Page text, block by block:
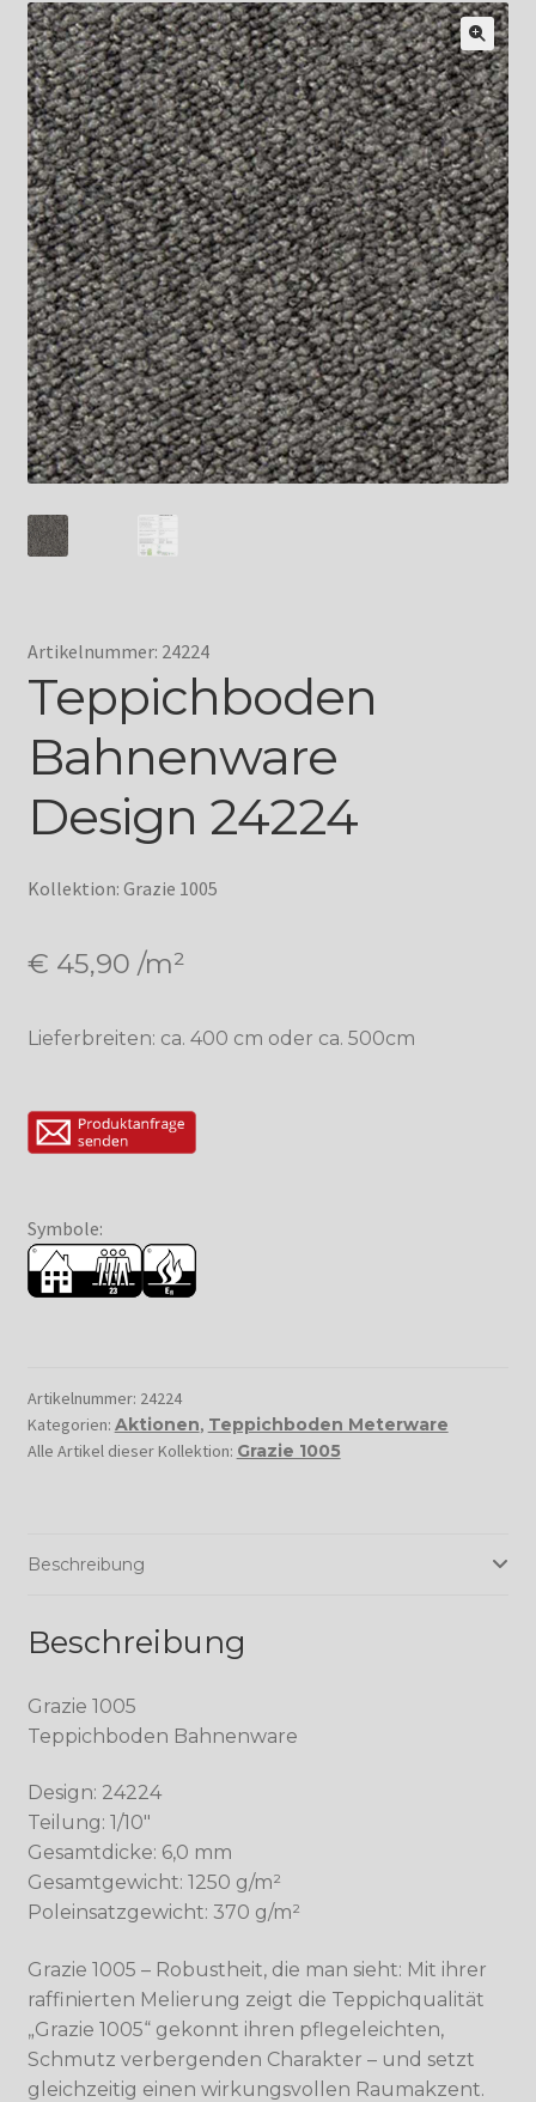
Artikelnummer: 24224
Teppichboden
Bahnenware
Design 24224
Kollektion: Grazie 1005
€ 45,90 /m²
Lieferbreiten: ca. 400 cm oder ca. 500cm
Symbole:
Artikelnummer: 24224
Kategorien: Aktionen, Teppichboden Meterware
Alle Artikel dieser Kollektion: Grazie 1005
Beschreibung
Beschreibung
Grazie 1005
Teppichboden Bahnenware
Design: 24224
Teilung: 1/10″
Gesamtdicke: 6,0 mm
Gesamtgewicht: 1250 g/m²
Poleinsatzgewicht: 370 g/m²
Grazie 1005 – Robustheit, die man sieht: Mit ihrer
raffinierten Melierung zeigt die Teppichqualität
„Grazie 1005“ gekonnt ihren pflegeleichten,
Schmutz verbergenden Charakter – und setzt
gleichzeitig einen wirkungsvollen Raumakzent.